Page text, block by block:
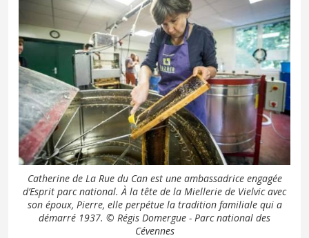
Catherine de La Rue du Can est une ambassadrice engagée
d’Esprit parc national. À la tête de la Miellerie de Vielvic avec
son époux, Pierre, elle perpétue la tradition familiale qui a
démarré 1937. © Régis Domergue - Parc national des
Cévennes